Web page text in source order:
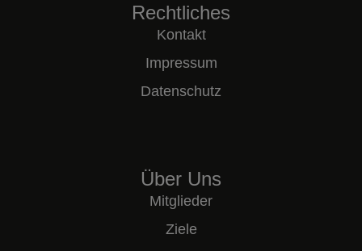
Über Uns
Mitglieder
Ziele
Rechtliches
Kontakt
Impressum
Datenschutz